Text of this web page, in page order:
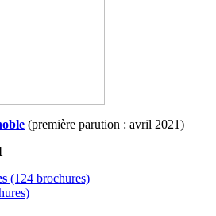
(première parution : avril 2021)
(124 brochures)